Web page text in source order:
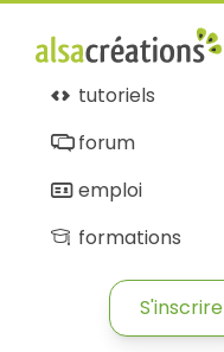
tutoriels
forum
emploi
formations
S'inscrire